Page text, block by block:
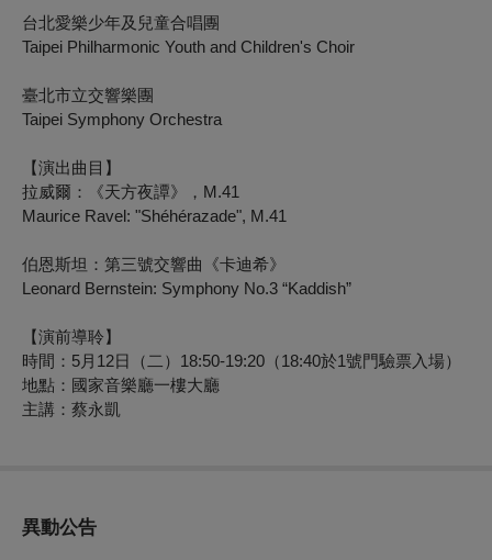
台北愛樂少年及兒童合唱團
Taipei Philharmonic Youth and Children's Choir
臺北市立交響樂團
Taipei Symphony Orchestra
【演出曲目】
拉威爾：《天方夜譚》，M.41
Maurice Ravel: "Shéhérazade", M.41
伯恩斯坦：第三號交響曲《卡迪希》
Leonard Bernstein: Symphony No.3 “Kaddish”
【演前導聆】
時間：5月12日（二）18:50-19:20（18:40於1號門驗票入場）
地點：國家音樂廳一樓大廳
主講：蔡永凱
異動公告